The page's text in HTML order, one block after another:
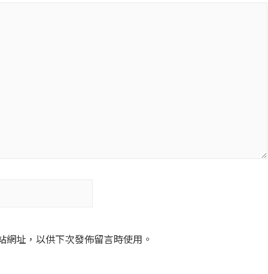
址，以供下次發佈留言時使用。